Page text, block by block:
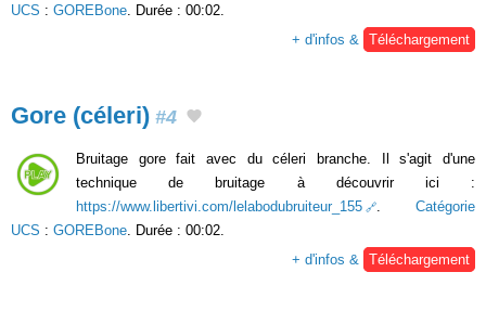
UCS : GOREBone . Durée : 00:02.
+ d'infos &
Téléchargement
Gore (céleri) #4
Bruitage gore fait avec du céleri branche. Il s'agit d'une
technique de bruitage à découvrir ici :
https://www.libertivi.com/lelabodubruiteur_155
. Catégorie
UCS : GOREBone. Durée : 00:02.
+ d'infos & Téléchargement